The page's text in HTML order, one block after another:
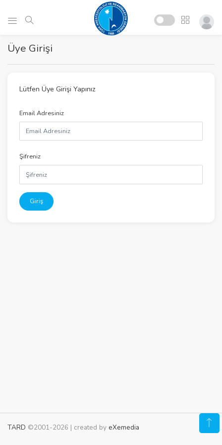
Üye Girişi
Lütfen Üye Girişi Yapınız
Email Adresiniz
Şifreniz
Giriş
TARD ©2001-2026 | created by eXemedia